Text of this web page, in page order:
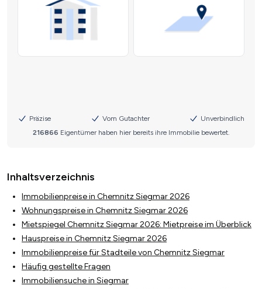
Inhaltsverzeichnis
Immobilienpreise in Chemnitz Siegmar 2026
Wohnungspreise in Chemnitz Siegmar 2026
Mietspiegel Chemnitz Siegmar 2026: Mietpreise im Überblick
Hauspreise in Chemnitz Siegmar 2026
Immobilienpreise für Stadteile von Chemnitz Siegmar
Häufig gestellte Fragen
Immobiliensuche in Siegmar